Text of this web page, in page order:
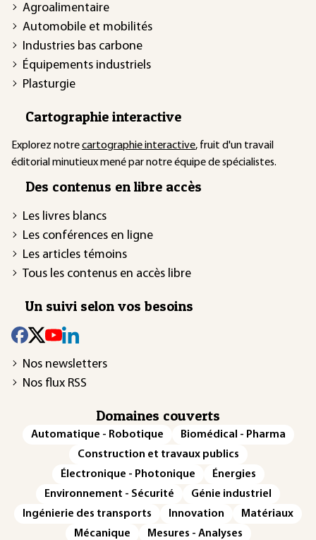
Agroalimentaire
Automobile et mobilités
Industries bas carbone
Équipements industriels
Plasturgie
Cartographie interactive
Explorez notrecartographie interactive, fruit d'un travail
éditorial minutieux mené par notre équipe de spécialistes.
Des contenus en libre accès
Les livres blancs
Les conférences en ligne
Les articles témoins
Tous les contenus en accès libre
Un suivi selon vos besoins
Nos newsletters
Nos flux RSS
Domaines couverts
Automatique - Robotique
Biomédical - Pharma
Construction et travaux publics
Électronique - Photonique
Énergies
Environnement - Sécurité
Génie industriel
Ingénierie des transports
Innovation
Matériaux
Mécanique
Mesures - Analyses